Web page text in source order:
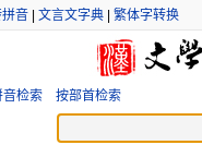
音| 文言文字典| 繁体字转换
音检索 按部首检索